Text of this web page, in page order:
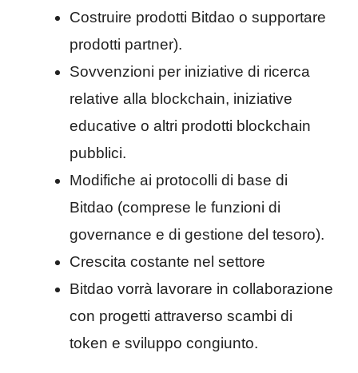
Costruire prodotti Bitdao o supportare
prodotti partner).
Sovvenzioni per iniziative di ricerca
relative alla blockchain, iniziative
educative o altri prodotti blockchain
pubblici.
Modifiche ai protocolli di base di
Bitdao (comprese le funzioni di
governance e di gestione del tesoro).
Crescita costante nel settore
Bitdao vorrà lavorare in collaborazione
con progetti attraverso scambi di
token e sviluppo congiunto.